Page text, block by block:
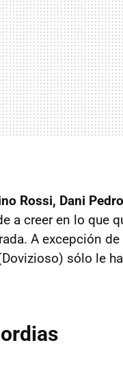
Rossi, Dani
creer en lo que
A excepción
sólo le